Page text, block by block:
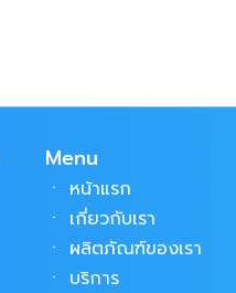
Menu
ㆍ หน้าแรก
ㆍ เกี่ยวกับเรา
ㆍ ผลิตภัณฑ์ของเรา
ㆍ บริการ